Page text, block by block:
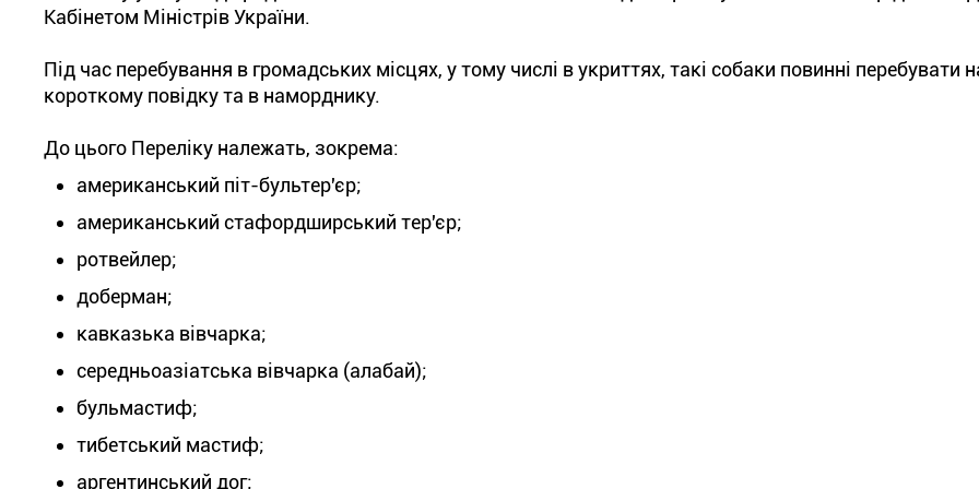
Кабінетом Міністрів України.
Під час перебування в громадських місцях, у тому числі в укриттях, такі собаки повинні перебувати
короткому повідку та в наморднику.
До цього Переліку належать, зокрема:
американський піт-бультер'єр;
американський стафордширський тер'єр;
ротвейлер;
доберман;
кавказька вівчарка;
середньоазіатська вівчарка (алабай);
бульмастиф;
тибетський мастиф;
аргентинський дог;